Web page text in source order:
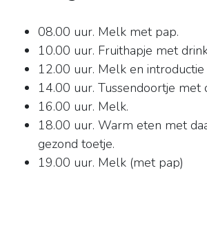
08.00 uur. Melk met pap.
10.00 uur. Fruithapje met
12.00 uur. Melk en
14.00 uur. Tussendoortje met
16.00 uur. Melk.
18.00 uur. Warm eten met
gezond toetje.
19.00 uur. Melk (met pap)